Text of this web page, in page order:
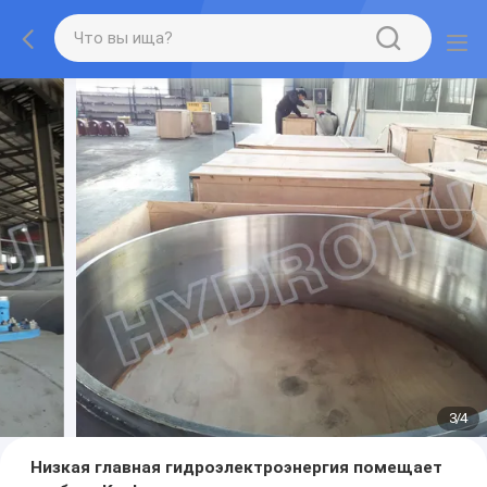
3/4
Низкая главная гидроэлектроэнергия помещает